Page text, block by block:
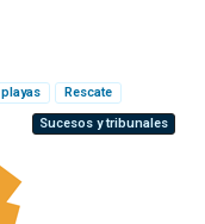
playas
Rescate
Sucesos y tribunales